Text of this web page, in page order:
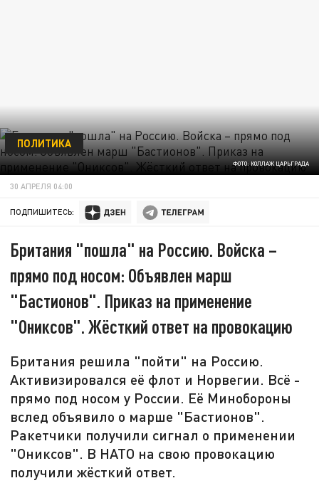
ФОТО: КОЛЛАЖ ЦАРЬГРАДА
ПОЛИТИКА
30 АПРЕЛЯ 04:00
ПОДПИШИТЕСЬ:
Британия "пошла" на Россию. Войска –
прямо под носом: Объявлен марш
"Бастионов". Приказ на применение
"Ониксов". Жёсткий ответ на провокацию
Британия решила "пойти" на Россию.
Активизировался её флот и Норвегии. Всё -
прямо под носом у России. Её Минобороны
вслед объявило о марше "Бастионов".
Ракетчики получили сигнал о применении
"Ониксов". В НАТО на свою провокацию
получили жёсткий ответ.